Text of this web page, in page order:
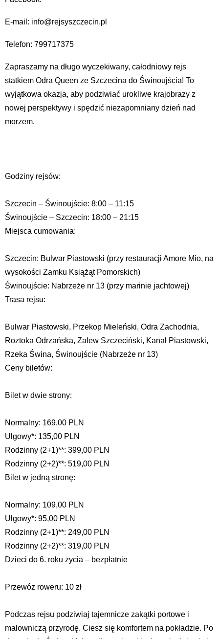
E-mail: info@rejsyszczecin.pl
Telefon: 799717375
Zapraszamy na długo wyczekiwany, całodniowy rejs
statkiem Odra Queen ze Szczecina do Świnoujścia! To
wyjątkowa okazja, aby podziwiać urokliwe krajobrazy z
nowej perspektywy i spędzić niezapomniany dzień nad
morzem.
Godziny rejsów:
Szczecin – Świnoujście: 8:00 – 11:15
Świnoujście – Szczecin: 18:00 – 21:15
Miejsca cumowania:
Szczecin: Bulwar Piastowski (przy restauracji Amore Mio, na
wysokości Zamku Książąt Pomorskich)
Świnoujście: Nabrzeże nr 13 (przy marinie jachtowej)
Trasa rejsu:
Bulwar Piastowski, Przekop Mieleński, Odra Zachodnia,
Roztoka Odrzańska, Zalew Szczeciński, Kanał Piastowski,
Rzeka Świna, Świnoujście (Nabrzeże nr 13)
Ceny biletów:
Bilet w dwie strony:
Normalny: 169,00 PLN
Ulgowy*: 135,00 PLN
Rodzinny (2+1)**: 399,00 PLN
Rodzinny (2+2)**: 519,00 PLN
Bilet w jedną stronę:
Normalny: 109,00 PLN
Ulgowy*: 95,00 PLN
Rodzinny (2+1)**: 249,00 PLN
Rodzinny (2+2)**: 319,00 PLN
Dzieci do 6. roku życia – bezpłatnie
Przewóz roweru: 10 zł
Podczas rejsu podziwiaj tajemnicze zakątki portowe i
malowniczą przyrodę. Ciesz się komfortem na pokładzie. Po